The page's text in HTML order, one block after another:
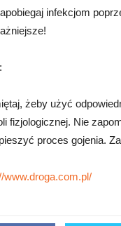
infekcjom
żeby użyć
fizjologicznej. Nie
proces gojenia.
www.droga.com.pl/